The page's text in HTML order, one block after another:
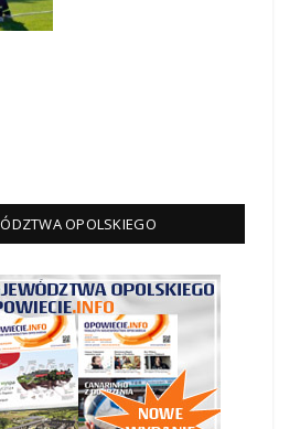
OPOLSKIEGO